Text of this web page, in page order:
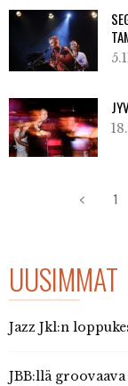
1
UUSIMMAT
Jazz Jkl:n
JBB:llä